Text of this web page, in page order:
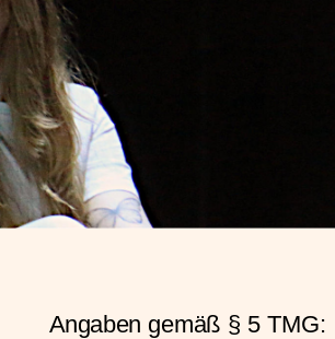
Angaben gemäß § 5 TMG: